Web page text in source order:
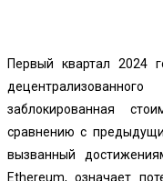
Первый квартал 2024
заблокированная
сравнению с
вызванный
Ethereum, означает